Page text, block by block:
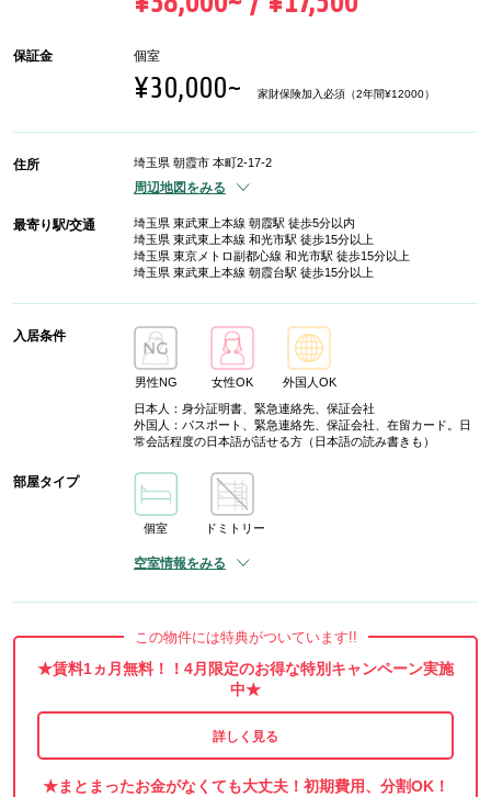
保証金 個室
¥30,000~ 家財保険加入必須（2年間¥12000）
住所 埼玉県 朝霞市 本町2-17-2
周辺地図をみる
最寄り駅/交通
埼玉県 東武東上本線 朝霞駅 徒歩5分以内
埼玉県 東武東上本線 和光市駅 徒歩15分以上
埼玉県 東京メトロ副都心線 和光市駅 徒歩15分以上
埼玉県 東武東上本線 朝霞台駅 徒歩15分以上
入居条件
男性NG 女性OK
外国人OK
日本人：身分証明書、緊急連絡先、保証会社
外国人：パスポート、緊急連絡先、保証会社、在留カード。日
常会話程度の日本語が話せる方（日本語の読み書きも）
部屋タイプ
個室 ドミトリー
空室情報をみる
この物件には特典がついています!!
★賃料1ヵ月無料！！4月限定のお得な特別キャンペーン実施
中★
★まとまったお金がなくても大丈夫！初期費用、分割OK！